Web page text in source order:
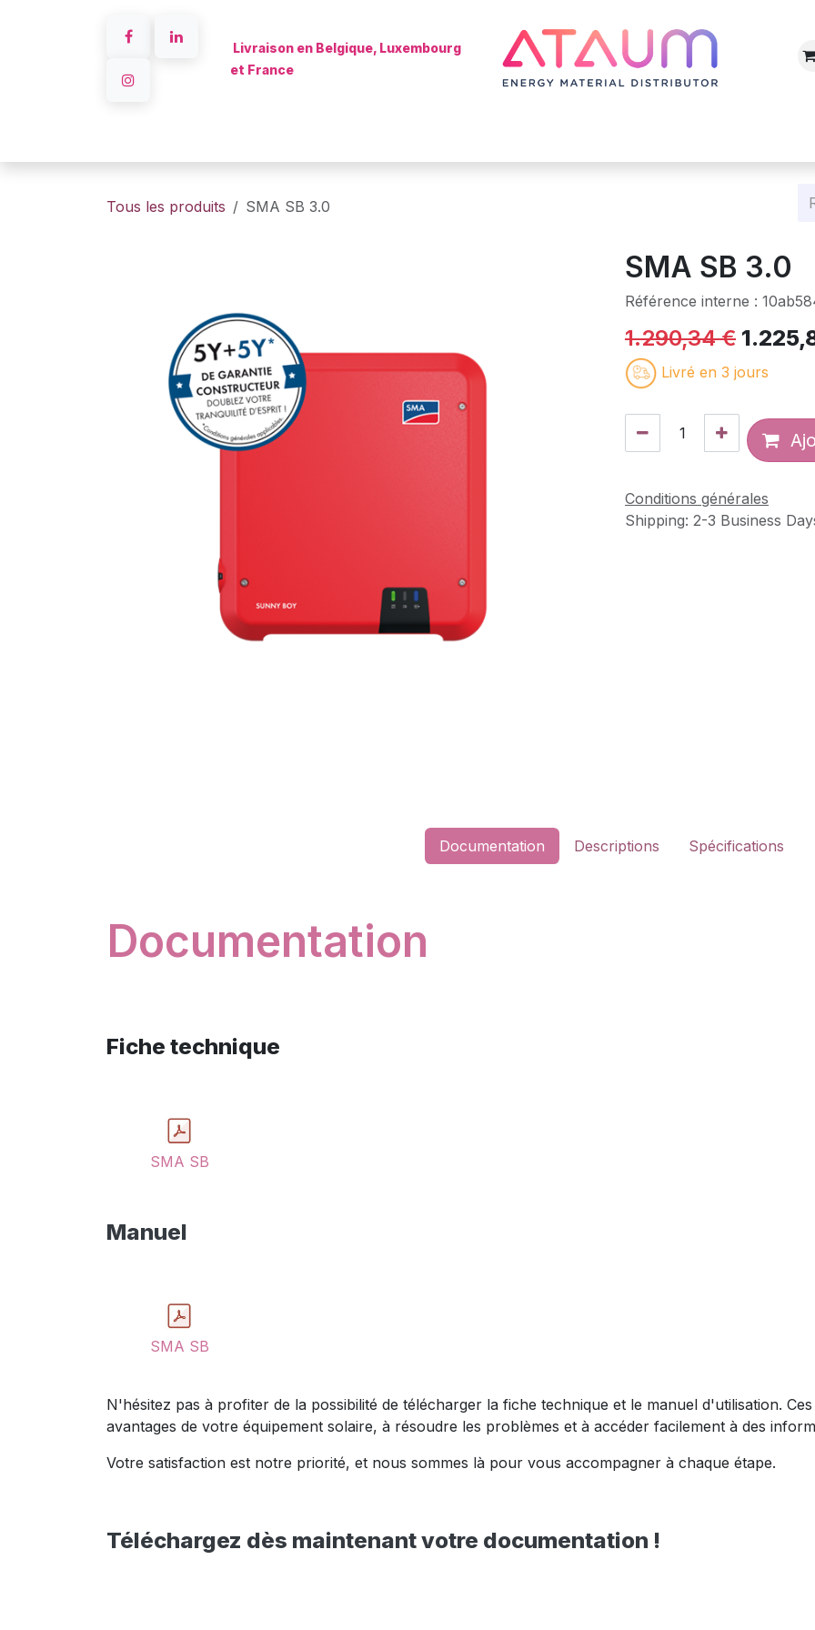
Livraison en Belgique, Luxembourg
et France
Tous les produits SMA SB 3.0
SMA SB 3.0
Référence interne :
1.290,34€
Livré en 3 jours
Conditions générales
Shipping: 2-3 Business
Documentation Descriptions Spécifications
Documentation
Fiche technique
SMA SB
Manuel
SMA SB
N'hésitez pas à profiter de la possibilité de télécharger la fiche technique et le manuel d'utilisation.
avantages de votre équipement solaire, à résoudre les problèmes et à accéder facilement à des
Votre satisfaction est notre priorité, et nous sommes là pour vous accompagner à chaque étape.
Téléchargez dès maintenant votre documentation !